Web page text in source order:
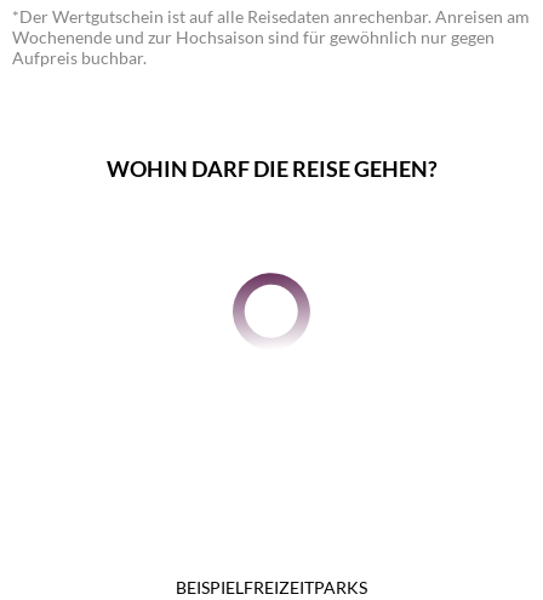
*Der Wertgutschein ist auf alle Reisedaten anrechenbar. Anreisen am
Wochenende und zur Hochsaison sind für gewöhnlich nur gegen
Aufpreis buchbar.
WOHIN DARF DIE REISE GEHEN?
BEISPIELFREIZEITPARKS